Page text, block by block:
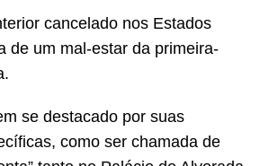
cancelado nos Estados
de um mal-estar da primeira-
se destacado por suas
como ser chamada de